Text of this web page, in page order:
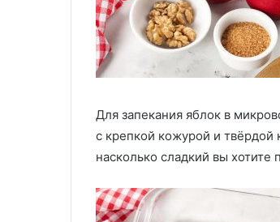
Для запекания яблок в
с крепкой кожурой и твёрдой
насколько сладкий вы хотите